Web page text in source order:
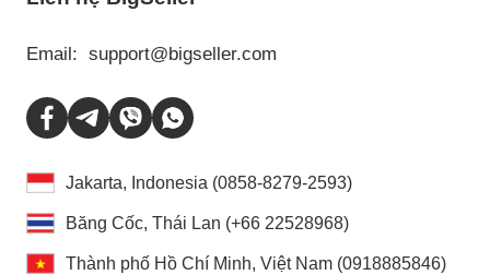
Email: support@bigseller.com
Jakarta, Indonesia (0858-8279-2593)
Băng Cốc, Thái Lan (+66 22528968)
Thành phố Hồ Chí Minh, Việt Nam (0918885846)